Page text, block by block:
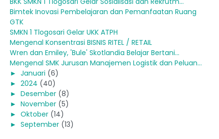
Bimtek Inovasi Pembelajaran dan Pemanfaatan Ruang
GTK
SMKN 1 Tlogosari Gelar UKK ATPH
Mengenal Konsentrasi BISNIS RITEL / RETAIL
Wren dan Emiley, 'Bule' Skotlandia Belajar Bertani...
Mengenal SMK Jurusan Manajemen Logistik dan Peluan...
► Januari (6)
► 2024 (40)
► Desember (8)
► November (5)
► Oktober (14)
► September (13)